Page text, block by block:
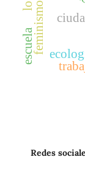
escuela
Redes